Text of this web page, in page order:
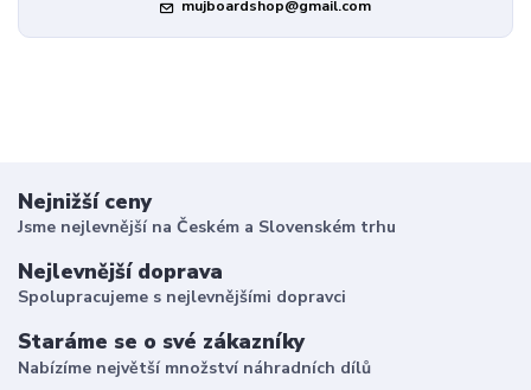
mujboardshop@gmail.com
Nejnižší ceny
Jsme nejlevnější na Českém a Slovenském trhu
Nejlevnější doprava
Spolupracujeme s nejlevnějšími dopravci
Staráme se o své zákazníky
Nabízíme největší množství náhradních dílů